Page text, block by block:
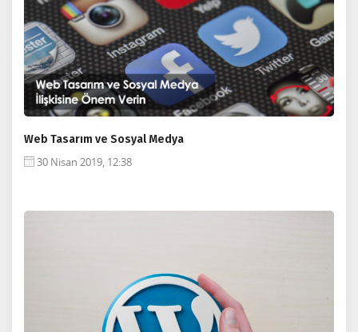
Web Tasarım ve Sosyal Medya
30 Nisan 2019, 12:38